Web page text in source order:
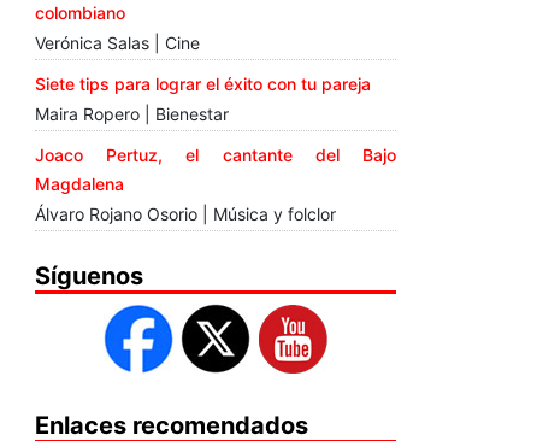
colombiano
Verónica Salas | Cine
Siete tips para lograr el éxito con tu pareja
Maira Ropero | Bienestar
Joaco Pertuz, el cantante del Bajo
Magdalena
Álvaro Rojano Osorio | Música y folclor
Síguenos
Enlaces recomendados